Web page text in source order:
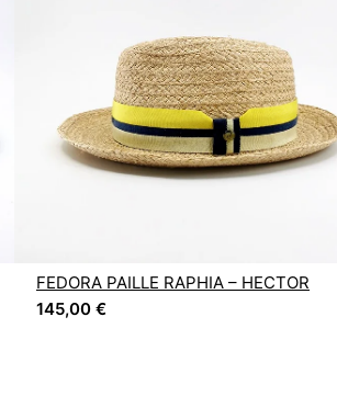
FEDORA PAILLE RAPHIA – HECTOR
145,00 €